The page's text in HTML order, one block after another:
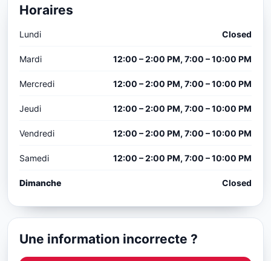
Horaires
Lundi Closed
Mardi 12:00 – 2:00 PM, 7:00 – 10:00 PM
Mercredi 12:00 – 2:00 PM, 7:00 – 10:00 PM
Jeudi 12:00 – 2:00 PM, 7:00 – 10:00 PM
Vendredi 12:00 – 2:00 PM, 7:00 – 10:00 PM
Samedi 12:00 – 2:00 PM, 7:00 – 10:00 PM
Dimanche Closed
Une information incorrecte ?